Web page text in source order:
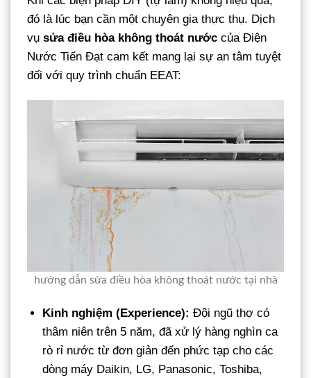
đó là lúc bạn cần một chuyên gia thực thụ. Dịch
vụ sửa điều hòa không thoát nước của Điện
Nước Tiến Đạt cam kết mang lại sự an tâm tuyệt
đối với quy trình chuẩn EEAT:
hướng dẫn sửa điều hòa không thoát nước tại nhà
Kinh nghiệm (Experience): Đội ngũ thợ có
thâm niên trên 5 năm, đã xử lý hàng nghìn ca
rò rỉ nước từ đơn giản đến phức tạp cho các
dòng máy Daikin, LG, Panasonic, Toshiba,